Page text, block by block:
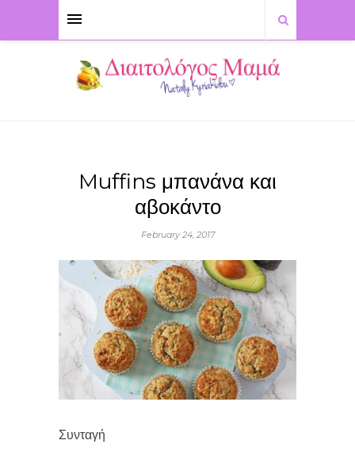
Muffins μπανάνα και
αβοκάντο
February 24, 2017
Συνταγή